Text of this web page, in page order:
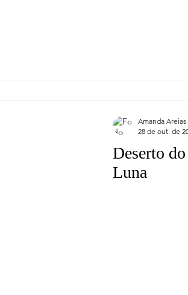
Deserto
Luna
Amanda Areias
28 de out. de